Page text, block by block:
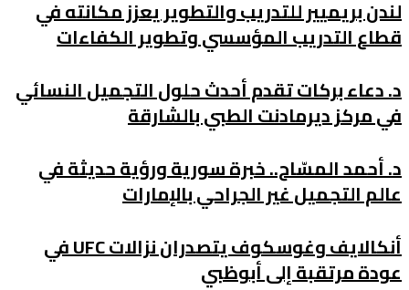
بريميير للتدريب والتطوير يعزز مكانته في
التدريب المؤسسي وتطوير الكفاءات
دعاء بركات تقدم أحدث حلول التجميل النسائي
مركز ديرمادنت الطبي بالشارقة
أحمد المسّاح.. خبرة سورية ورؤية حديثة في
التجميل غير الجراحي بالإمارات
أنكالايف وغوسكوف يتصدران نزالات UFC في
مرتقبة إلى أبوظبي